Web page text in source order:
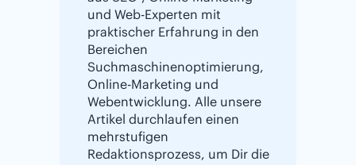
und Web-Experten mit
praktischer Erfahrung in den
Bereichen
Suchmaschinenoptimierung,
Online-Marketing und
Webentwicklung. Alle unsere
Artikel durchlaufen einen
mehrstufigen
Redaktionsprozess, um Dir die